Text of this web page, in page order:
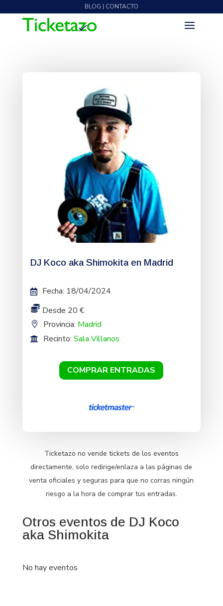
BLOG | CONTACTO
DJ Koco aka Shimokita en Madrid
Fecha: 18/04/2024
Desde 20 €
Provincia: Madrid
Recinto: Sala Villanos
COMPRAR ENTRADAS
Ticketazo no vende tickets de los eventos
directamente, solo redirige/enlaza a las páginas de
venta oficiales y seguras para que no corras ningún
riesgo a la hora de comprar tus entradas.
Otros eventos de DJ Koco
aka Shimokita
No hay eventos